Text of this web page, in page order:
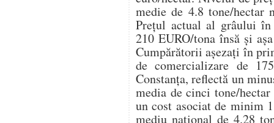
medie de 4.8 tone/hectar
Prețul actual al grâului în
210 EURO/tona însă și
Cumpărătorii așezați în
de comercializare de
Constanța, reflectă un
media de cinci tone/
un cost asociat de minim
mediu național de 4.28